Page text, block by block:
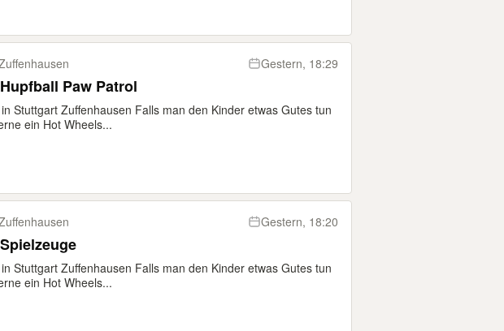
Gestern, 18:29
Paw Patrol
Stuttgart Zuffenhausen Falls man den Kinder etwas Gutes tun
ein Hot Wheels...
Gestern, 18:20
Stuttgart Zuffenhausen Falls man den Kinder etwas Gutes tun
ein Hot Wheels...